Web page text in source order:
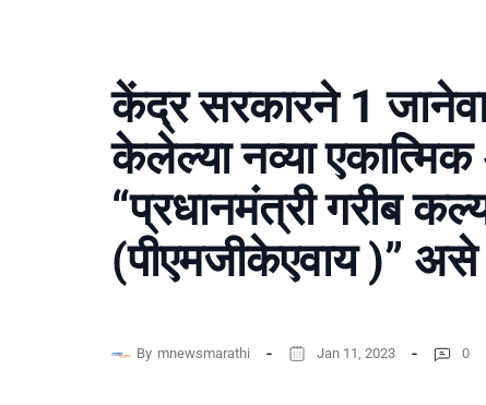
केंद्र सरकारने 1
केलेल्या नव्या
“प्रधानमंत्री गरीब
(पीएमजीकेएवाय )”
By mnewsmarathi Jan 11, 2023 0